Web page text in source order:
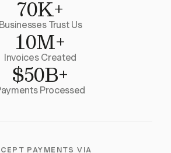
70K+
Businesses Trust Us
10M+
Invoices Created
$50B+
Processed
PAYMENTS VIA